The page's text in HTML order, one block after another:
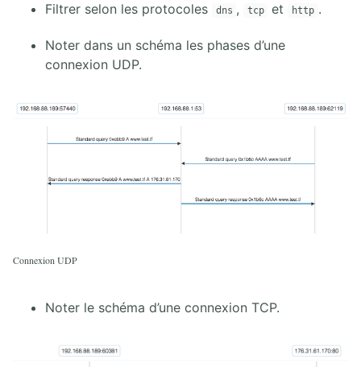
Filtrer selon les protocoles
dns , tcp et http .
Noter dans un schéma les phases d’une
connexion UDP.
Connexion UDP
Noter le schéma d’une connexion TCP.